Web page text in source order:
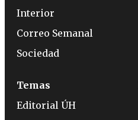
Interior
Correo Semanal
Sociedad
Temas
Editorial ÚH